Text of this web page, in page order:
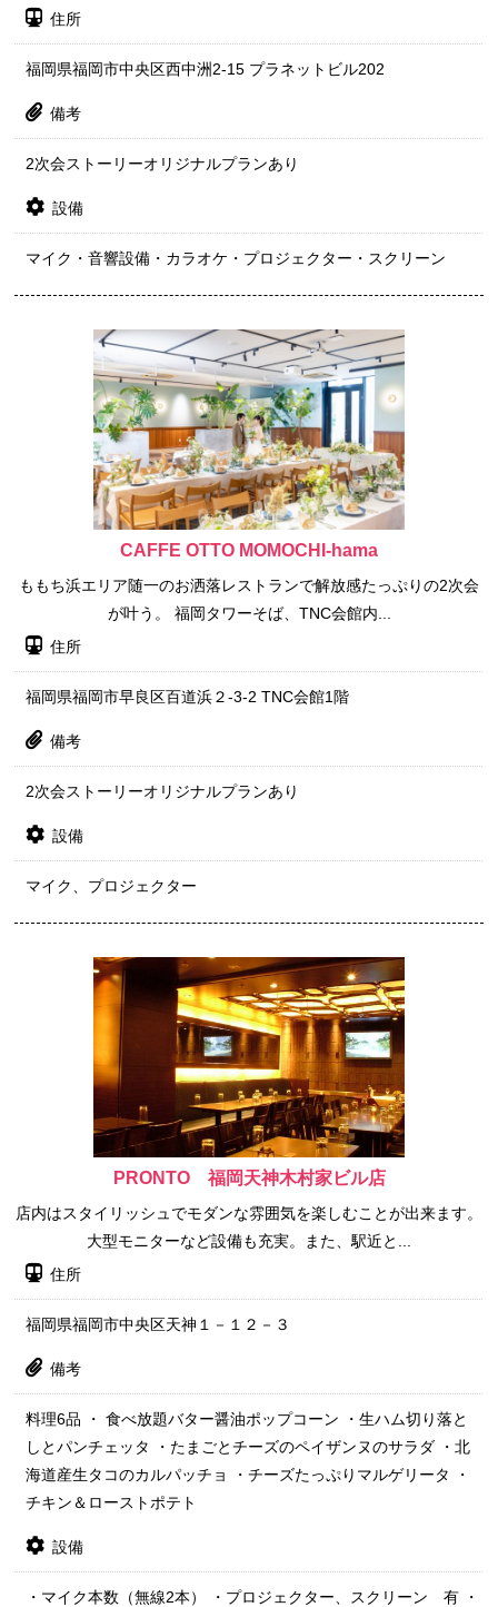
住所
福岡県福岡市中央区西中洲2-15 プラネットビル202
備考
2次会ストーリーオリジナルプランあり
設備
マイク・音響設備・カラオケ・プロジェクター・スクリーン
CAFFE OTTO MOMOCHI-hama
ももち浜エリア随一のお洒落レストランで解放感たっぷりの2次会
が叶う。 福岡タワーそば、TNC会館内...
住所
福岡県福岡市早良区百道浜２-3-2 TNC会館1階
備考
2次会ストーリーオリジナルプランあり
設備
マイク、プロジェクター
PRONTO 福岡天神木村家ビル店
店内はスタイリッシュでモダンな雰囲気を楽しむことが出来ます。
大型モニターなど設備も充実。また、駅近と...
住所
福岡県福岡市中央区天神１－１２－３
備考
料理6品 ・ 食べ放題バター醤油ポップコーン ・生ハム切り落と
しとパンチェッタ ・たまごとチーズのペイザンヌのサラダ ・北
海道産生タコのカルパッチョ ・チーズたっぷりマルゲリータ ・
チキン＆ローストポテト
設備
・マイク本数（無線2本） ・プロジェクター、スクリーン 有 ・